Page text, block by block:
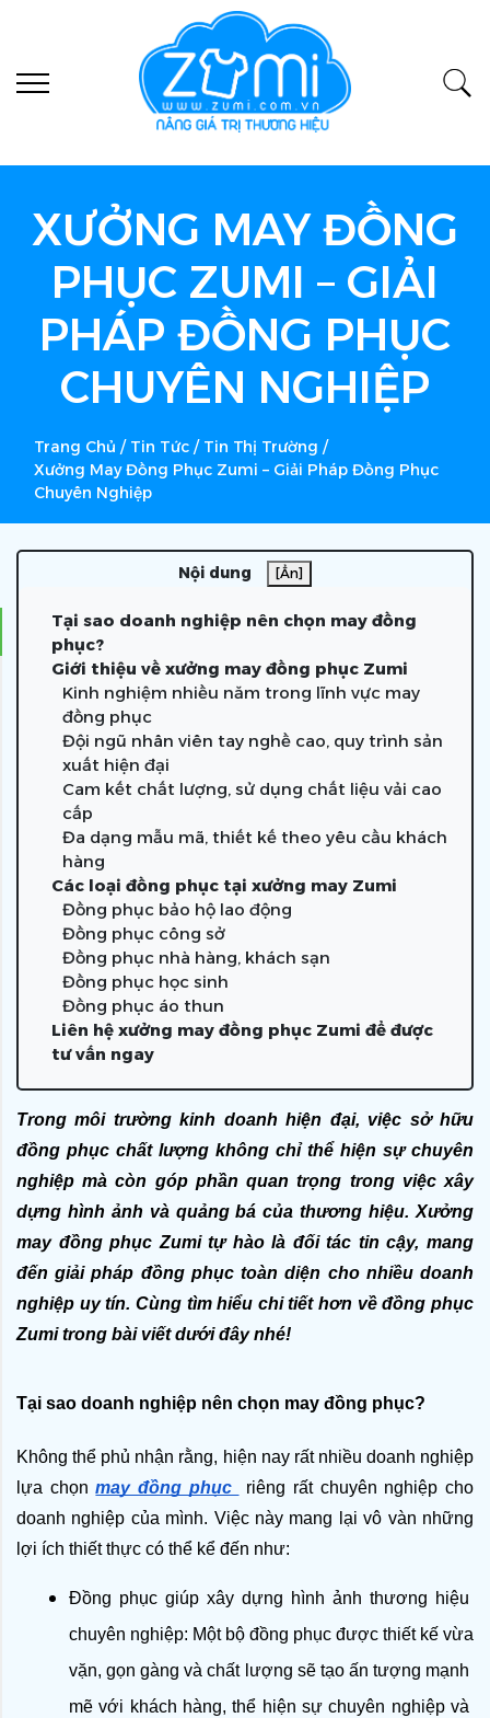
XƯỞNG MAY ĐỒNG
PHỤC ZUMI – GIẢI
PHÁP ĐỒNG PHỤC
CHUYÊN NGHIỆP
Trang Chủ / Tin Tức / Tin Thị Trường /
Xưởng May Đồng Phục Zumi – Giải Pháp Đồng Phục
Chuyên Nghiệp
Nội dung [Ẩn]
Tại sao doanh nghiệp nên chọn may đồng
phục?
Giới thiệu về xưởng may đồng phục Zumi
Kinh nghiệm nhiều năm trong lĩnh vực may
đồng phục
Đội ngũ nhân viên tay nghề cao, quy trình sản
xuất hiện đại
Cam kết chất lượng, sử dụng chất liệu vải cao
cấp
Đa dạng mẫu mã, thiết kế theo yêu cầu khách
hàng
Các loại đồng phục tại xưởng may Zumi
Đồng phục bảo hộ lao động
Đồng phục công sở
Đồng phục nhà hàng, khách sạn
Đồng phục học sinh
Đồng phục áo thun
Liên hệ xưởng may đồng phục Zumi để được
tư vấn ngay
Trong môi trường kinh doanh hiện đại, việc sở hữu
đồng phục chất lượng không chỉ thể hiện sự chuyên
nghiệp mà còn góp phần quan trọng trong việc xây
dựng hình ảnh và quảng bá của thương hiệu. Xưởng
may đồng phục Zumi tự hào là đối tác tin cậy, mang
đến giải pháp đồng phục toàn diện cho nhiều doanh
nghiệp uy tín. Cùng tìm hiểu chi tiết hơn về đồng phục
Zumi trong bài viết dưới đây nhé!
Tại sao doanh nghiệp nên chọn may đồng phục?
Không thể phủ nhận rằng, hiện nay rất nhiều doanh nghiệp
lựa chọn may đồng phục
riêng rất chuyên nghiệp cho
doanh nghiệp của mình. Việc này mang lại vô vàn những
lợi ích thiết thực có thể kể đến như:
Đồng phục giúp xây dựng hình ảnh thương hiệu
chuyên nghiệp: Một bộ đồng phục được thiết kế vừa
vặn, gọn gàng và chất lượng sẽ tạo ấn tượng mạnh
mẽ với khách hàng, thể hiện sự chuyên nghiệp và